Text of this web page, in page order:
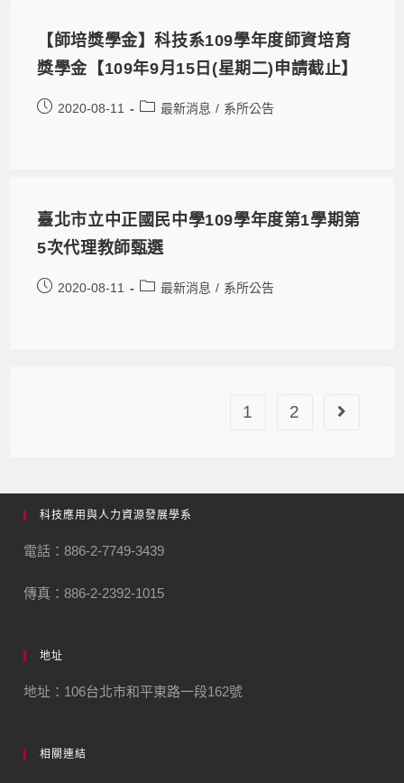
【師培獎學金】科技系109學年度師資培育
獎學金【109年9月15日(星期二)申請截止】
2020-08-11 最新消息 / 系所公告
臺北市立中正國民中學109學年度第1學期第
5次代理教師甄選
2020-08-11 最新消息 / 系所公告
1 2
科技應用與人力資源發展學系
電話：886-2-7749-3439
傳真：886-2-2392-1015
地址
地址：106台北市和平東路一段162號
相關連結